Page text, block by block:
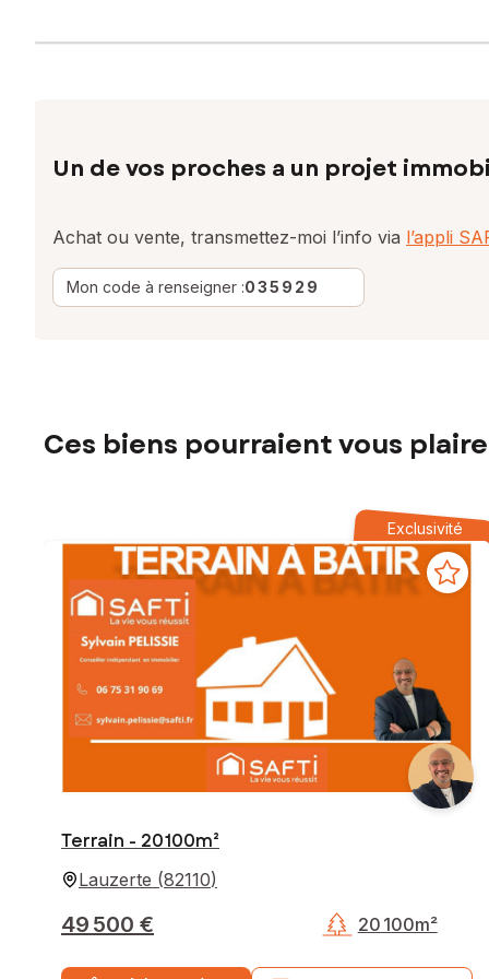
Un de vos proches a un projet
Achat ou vente, transmettez-moi l’info via l’appli
Mon code à renseigner :035929
Ces biens pourraient vous plaire
Exclusivité
Terrain - 20 100m²
Lauzerte (82110)
49 500 € 20 100m²